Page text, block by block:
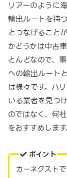
リアーのように
輸出ルートを持
とつなげること
かどうかは中古
とんどなので、
への輸出ルート
は様々です。ハ
いる業者を見つ
のではなく、何
をおすすめします
ポイント
カーネクスト